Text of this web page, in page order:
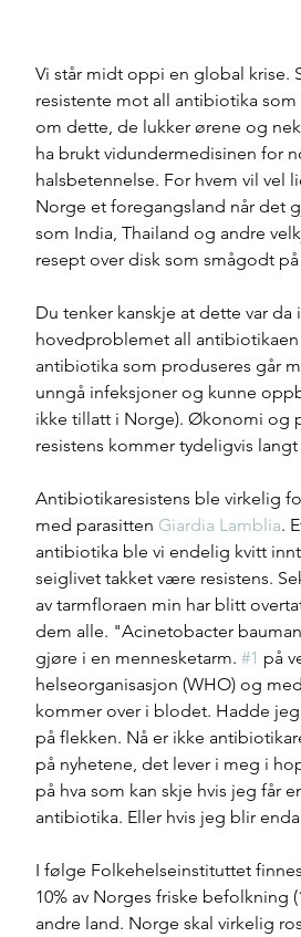
Vi står midt oppi en global
resistente mot all antibiotika
om dette, de lukker ørene og
ha brukt vidundermedisinen for
halsbetennelse. For hvem vil
Norge et foregangsland når det
som India, Thailand og andre
resept over disk som smågodt
Du tenker kanskje at dette var
hovedproblemet all
antibiotika som produseres går
unngå infeksjoner og kunne
ikke tillatt i Norge). Økonomi og
resistens kommer tydeligvis
Antibiotikaresistens ble virkelig
med parasitten Giardia Lamblia.
antibiotika ble vi endelig kvitt
seiglivet takket være resistens.
av tarmfloraen min har blitt
dem alle. "Acinetobacter
gjøre i en mennesketarm. #1 på
helseorganisasjon (WHO) og
kommer over i blodet. Hadde
på flekken. Nå er ikke
på nyhetene, det lever i meg i
på hva som kan skje hvis jeg får
antibiotika. Eller hvis jeg blir
I følge Folkehelseinstituttet
10% av Norges friske befolkning
andre land. Norge skal virkelig